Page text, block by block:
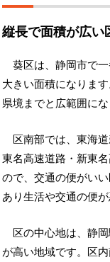
縦長で面積が広い
葵区は、静岡市で
大きい面積になりま
県境までと広範囲にな
区南部では、東海
東名高速道路・新東
ので、交通の便がい
あり生活や交通の便
区の中心地は、静
が高い地域です。区